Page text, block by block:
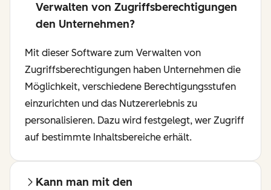
Verwalten von Zugriffsberechtigungen
den Unternehmen?
Mit dieser Software zum Verwalten von
Zugriffsberechtigungen haben Unternehmen die
Möglichkeit, verschiedene Berechtigungsstufen
einzurichten und das Nutzererlebnis zu
personalisieren. Dazu wird festgelegt, wer Zugriff
auf bestimmte Inhaltsbereiche erhält.
Kann man mit den